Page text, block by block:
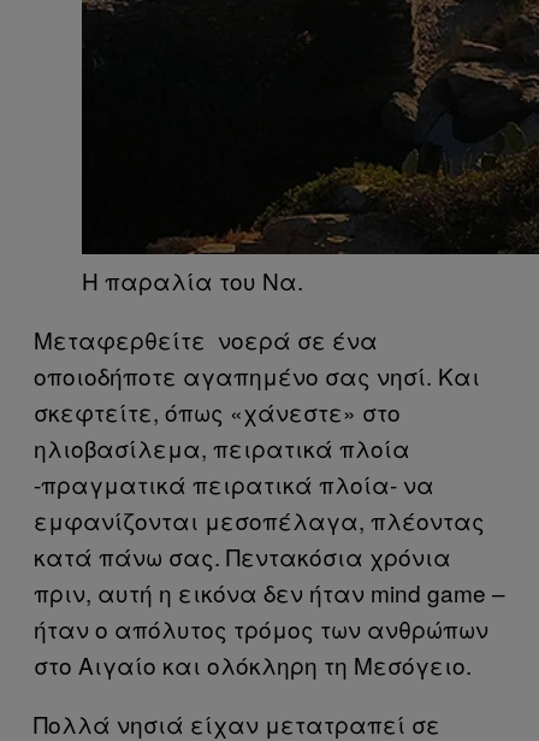
Η παραλία του Να.
Μεταφερθείτε νοερά σε ένα
οποιοδήποτε αγαπημένο σας νησί. Και
σκεφτείτε, όπως «χάνεστε» στο
ηλιοβασίλεμα, πειρατικά πλοία
-πραγματικά πειρατικά πλοία- να
εμφανίζονται μεσοπέλαγα, πλέοντας
κατά πάνω σας. Πεντακόσια χρόνια
πριν, αυτή η εικόνα δεν ήταν mind game –
ήταν ο απόλυτος τρόμος των ανθρώπων
στο Αιγαίο και ολόκληρη τη Μεσόγειο.
Πολλά νησιά είχαν μετατραπεί σε